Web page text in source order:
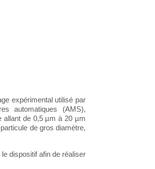
expérimental utilisé par
automatiques (AMS),
allant de 0,5 µm à 20 µm
de gros diamètre,
le dispositif afin de réaliser